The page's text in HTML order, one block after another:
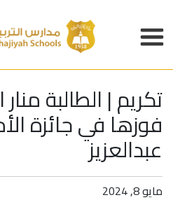
تكريم | الطالبة
فوزها في جائزة
عبدالعزيز
مايو 8, 2024